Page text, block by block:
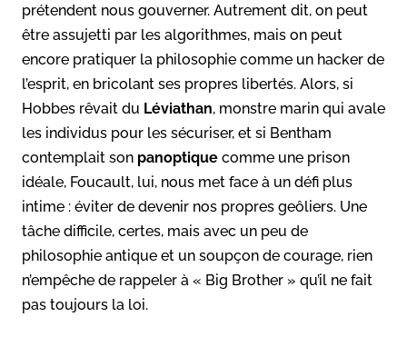
prétendent nous gouverner. Autrement dit, on peut
être assujetti par les algorithmes, mais on peut
encore pratiquer la philosophie comme un hacker de
l’esprit, en bricolant ses propres libertés. Alors, si
Hobbes rêvait du Léviathan, monstre marin qui avale
les individus pour les sécuriser, et si Bentham
contemplait son panoptique comme une prison
idéale, Foucault, lui, nous met face à un défi plus
intime : éviter de devenir nos propres geôliers. Une
tâche difficile, certes, mais avec un peu de
philosophie antique et un soupçon de courage, rien
n’empêche de rappeler à « Big Brother » qu’il ne fait
pas toujours la loi.